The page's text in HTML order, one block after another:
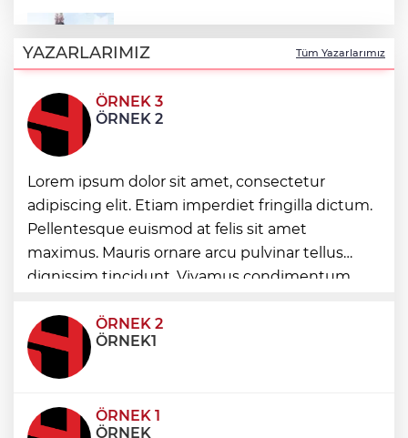
kuyusu tamamladı
Manisa Büyükşehir’den Kula’da 12,5
kilometrelik yol hamlesi
Böbrekleri sessizce tehdit eden üç
hastalık
Avcılar açıklarında tekne arızası 6 kişi
kurtarıldı
YAZARLARIMIZ Tüm Yazarlarımız
ÖRNEK 3
ÖRNEK 2
Lorem ipsum dolor sit amet, consectetur
adipiscing elit. Etiam imperdiet fringilla dictum.
Pellentesque euismod at felis sit amet
maximus. Mauris ornare arcu pulvinar tellus
dignissim tincidunt. Vivamus condimentum
condimentum eros et, faucibus sapien. Praese
ÖRNEK 2
ÖRNEK1
ÖRNEK 1
ÖRNEK